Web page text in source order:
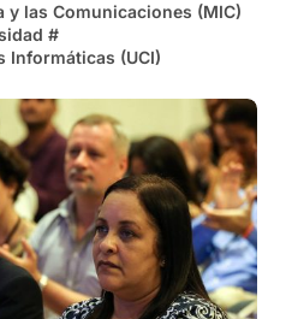
las Comunicaciones (MIC)
#
Informáticas (UCI)